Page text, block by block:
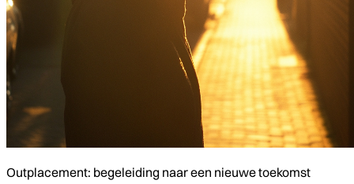
Outplacement: begeleiding naar een nieuwe toekomst